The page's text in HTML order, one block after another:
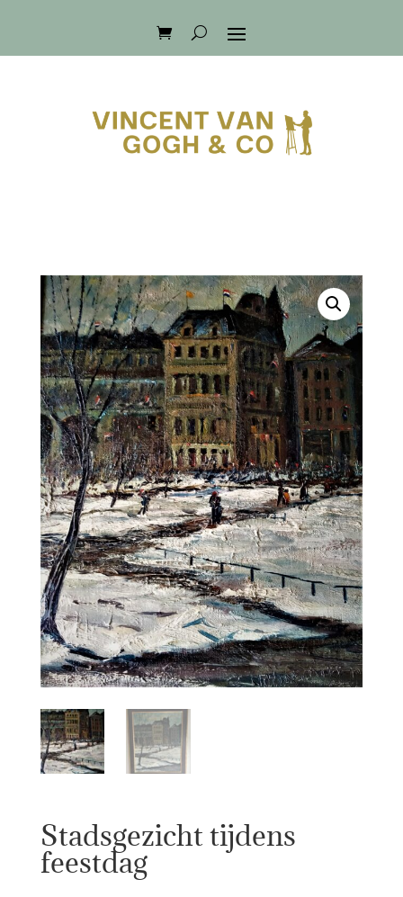
Stadsgezicht tijdens
feestdag